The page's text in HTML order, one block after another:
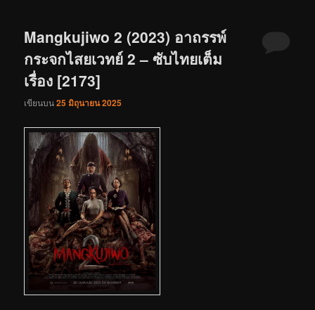
Mangkujiwo 2 (2023) อาถรรพ์
กระจกไสยเวทย์ 2 – ซับไทยเต็ม
เรื่อง [2173]
เขียนบน25 มิถุนายน 2025